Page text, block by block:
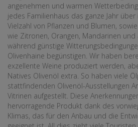
angenehmen und warmen
jedes Familienhaus das ganze Jahr
Vielzahl von Pflanzen und Blumen,
wie Zitronen, Orangen, Mandarinen
während günstige
Olivenhaine begünstigen. Wir haben
exzellente Weine produziert werden,
Natives Olivenöl extra. So haben viele
stattfindenden Olivenöl-Ausstellungen
Vitrinen aufgestellt. Diese
hervorragende Produkt dank des
Klimas, das für den Anbau und die